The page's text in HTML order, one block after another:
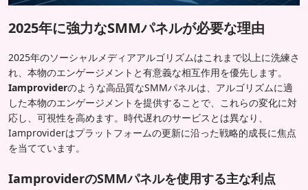
2025年に強力なSMMパネルが必要な理由
2025年のソーシャルメディアアルゴリズムはこれまで以上に洗練さ
れ、本物のエンゲージメントと有意義な相互作用を優先します。
Iamproviderのような高品質なSMMパネルは、アルゴリズムに適
した本物のエンゲージメントを提供することで、これらの変化に対
応し、可視性を高めます。時代遅れのサービスとは異なり、
Iamproviderはプラットフォームの更新に沿った戦略的成長に焦点
を当てています。
IamproviderのSMMパネルを使用する主な利点